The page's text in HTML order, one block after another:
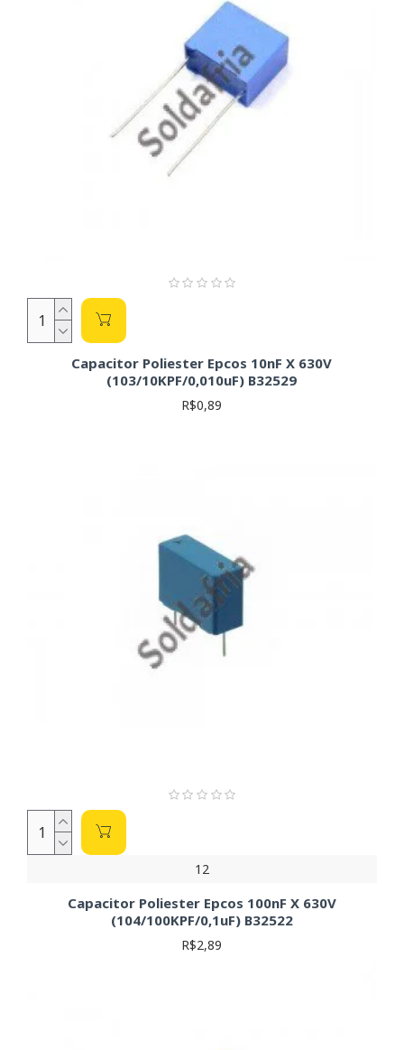
Capacitor Poliester Epcos 10nF X 630V
(103/10KPF/0,010uF) B32529
R$0,89
12
Capacitor Poliester Epcos 100nF X 630V
(104/100KPF/0,1uF) B32522
R$2,89